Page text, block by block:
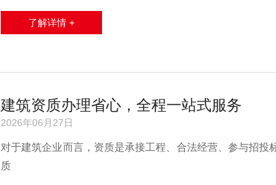
了解详情 +
建筑资质办理省心，全程一站式服务
2026年06月27日
对于建筑企业而言，资质是承接工程、合法经营、参与招投
质